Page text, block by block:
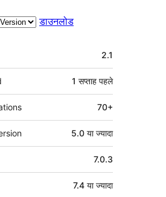
डाउनलोड
2.1
1 सप्ताह पहले
70+
5.0 या ज्यादा
7.0.3
7.4 या ज्यादा